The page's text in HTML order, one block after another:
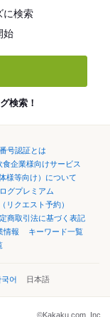
に検索
始
検索！
号認証とは
食企業様向けサービス
様等向け）について
グプレミアム
リクエスト予約）
商取引法に基づく表記
情報
キーワード一覧
국어 日本語
©Kakaku.com, Inc.